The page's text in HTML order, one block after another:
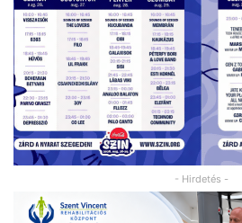
- Hirdetés -